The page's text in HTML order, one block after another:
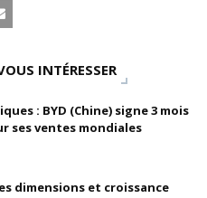
INTÉRESSER
: BYD (Chine) signe 3 mois
ses ventes mondiales
dimensions et croissance